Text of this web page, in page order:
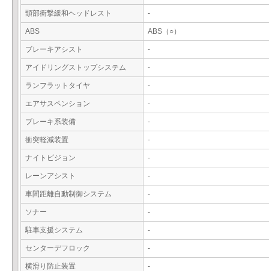
頸部衝撃緩和ヘッドレスト -
ABS ABS（○）
ブレーキアシスト -
アイドリングストップシステム -
ランフラットタイヤ -
エアサスペンション -
ブレーキ系装備 -
衝突軽減装置 -
ナイトビジョン -
レーンアシスト -
車間距離自動制御システム -
ソナー -
駐車支援システム -
センターデフロック -
横滑り防止装置 -